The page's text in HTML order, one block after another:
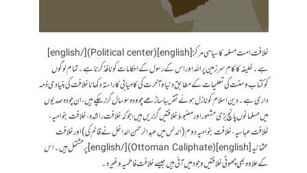
خلافت امت مسلمہ کا سیاسی مرکز [english](Political center)[/english]
ہے۔خلیفہ کا کام سرزمین پر اللہ اور اس کے رسول کے احکامات کو نافذ کرنا ہے۔تمام لوگوں
کوکتاب و سنت کی تعلیمات کے مطابق دنیا و آخرت کی کامیابی کا راستہ دکھانا خلافت کی بنیادی ذمہ
داری ہے۔دین اسلام کو نازل ہوئے تقریبا ساڑھے چوودہ سو سال گزر چکے ہیں، ان چودہ صدیوں
میں مسلمانوں پانچ بڑی مشہور اور مضبوط خلافتیں گزریں ہیں؛ جو کہ خلافت راشدہ، خلافت بنو امیہ،
خلافت عباسیہ ، خلافت بنوامیہ دوم(اندلس میں عبد الرحمٰن الداخل نے قائم کی)اور خلافت
عثمانیہ [english](Ottoman Caliphate)[/english]پر مشتمل ہیں۔ اس
کے علاوہ بھی چھوٹی خلافتیں وجود میں آئی ہیں جیسے خلافت فاطمیہ وغیرہ۔